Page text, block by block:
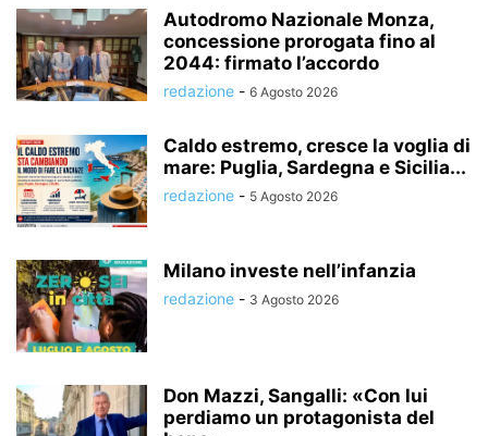
Autodromo Nazionale Monza,
concessione prorogata fino al
2044: firmato l’accordo
redazione - 6 Agosto 2026
Caldo estremo, cresce la voglia di
mare: Puglia, Sardegna e Sicilia...
redazione - 5 Agosto 2026
Milano investe nell’infanzia
redazione - 3 Agosto 2026
Don Mazzi, Sangalli: «Con lui
perdiamo un protagonista del